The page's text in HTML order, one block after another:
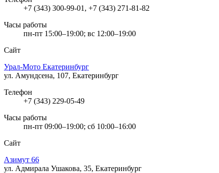
+7 (343) 300-99-01, +7 (343) 271-81-82
Часы работы
пн-пт 15:00–19:00; вс 12:00–19:00
Сайт
Урал-Мото Екатеринбург
ул. Амундсена, 107, Екатеринбург
Телефон
+7 (343) 229-05-49
Часы работы
пн-пт 09:00–19:00; сб 10:00–16:00
Сайт
Азимут 66
ул. Адмирала Ушакова, 35, Екатеринбург